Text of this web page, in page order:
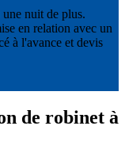
nuit de plus.
en relation avec un
à l'avance et devis
de robinet à